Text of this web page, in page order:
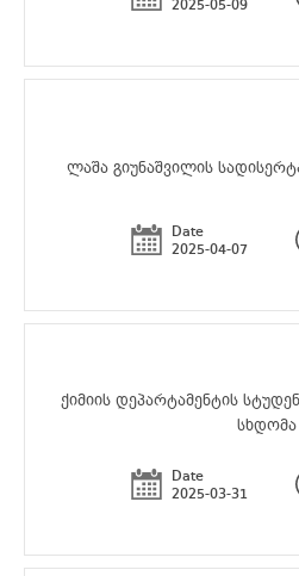
2025-05-09
ლაშა გიუნაშვილის
Date
2025-04-07
ქიმიის დეპარტამენტის
სხდომა
Date
2025-03-31